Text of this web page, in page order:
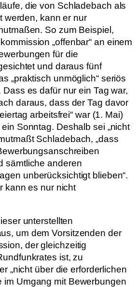
die von Schladebach als
werden, kann er nur
So zum Beispiel,
„offenbar“ an einem
für die
und daraus fünf
„praktisch unmöglich“ seriös
es dafür nur ein Tag war,
daraus, dass der Tag davor
arbeitsfrei“ war (1. Mai)
Sonntag. Deshalb sei „nicht
Schladebach, „dass
sämtliche anderen
unberücksichtigt blieben“.
kann es nur nicht
unterstellten
um dem Vorsitzenden der
der gleichzeitig
ist, zu
„nicht über die erforderlichen
im Umgang mit Bewerbungen